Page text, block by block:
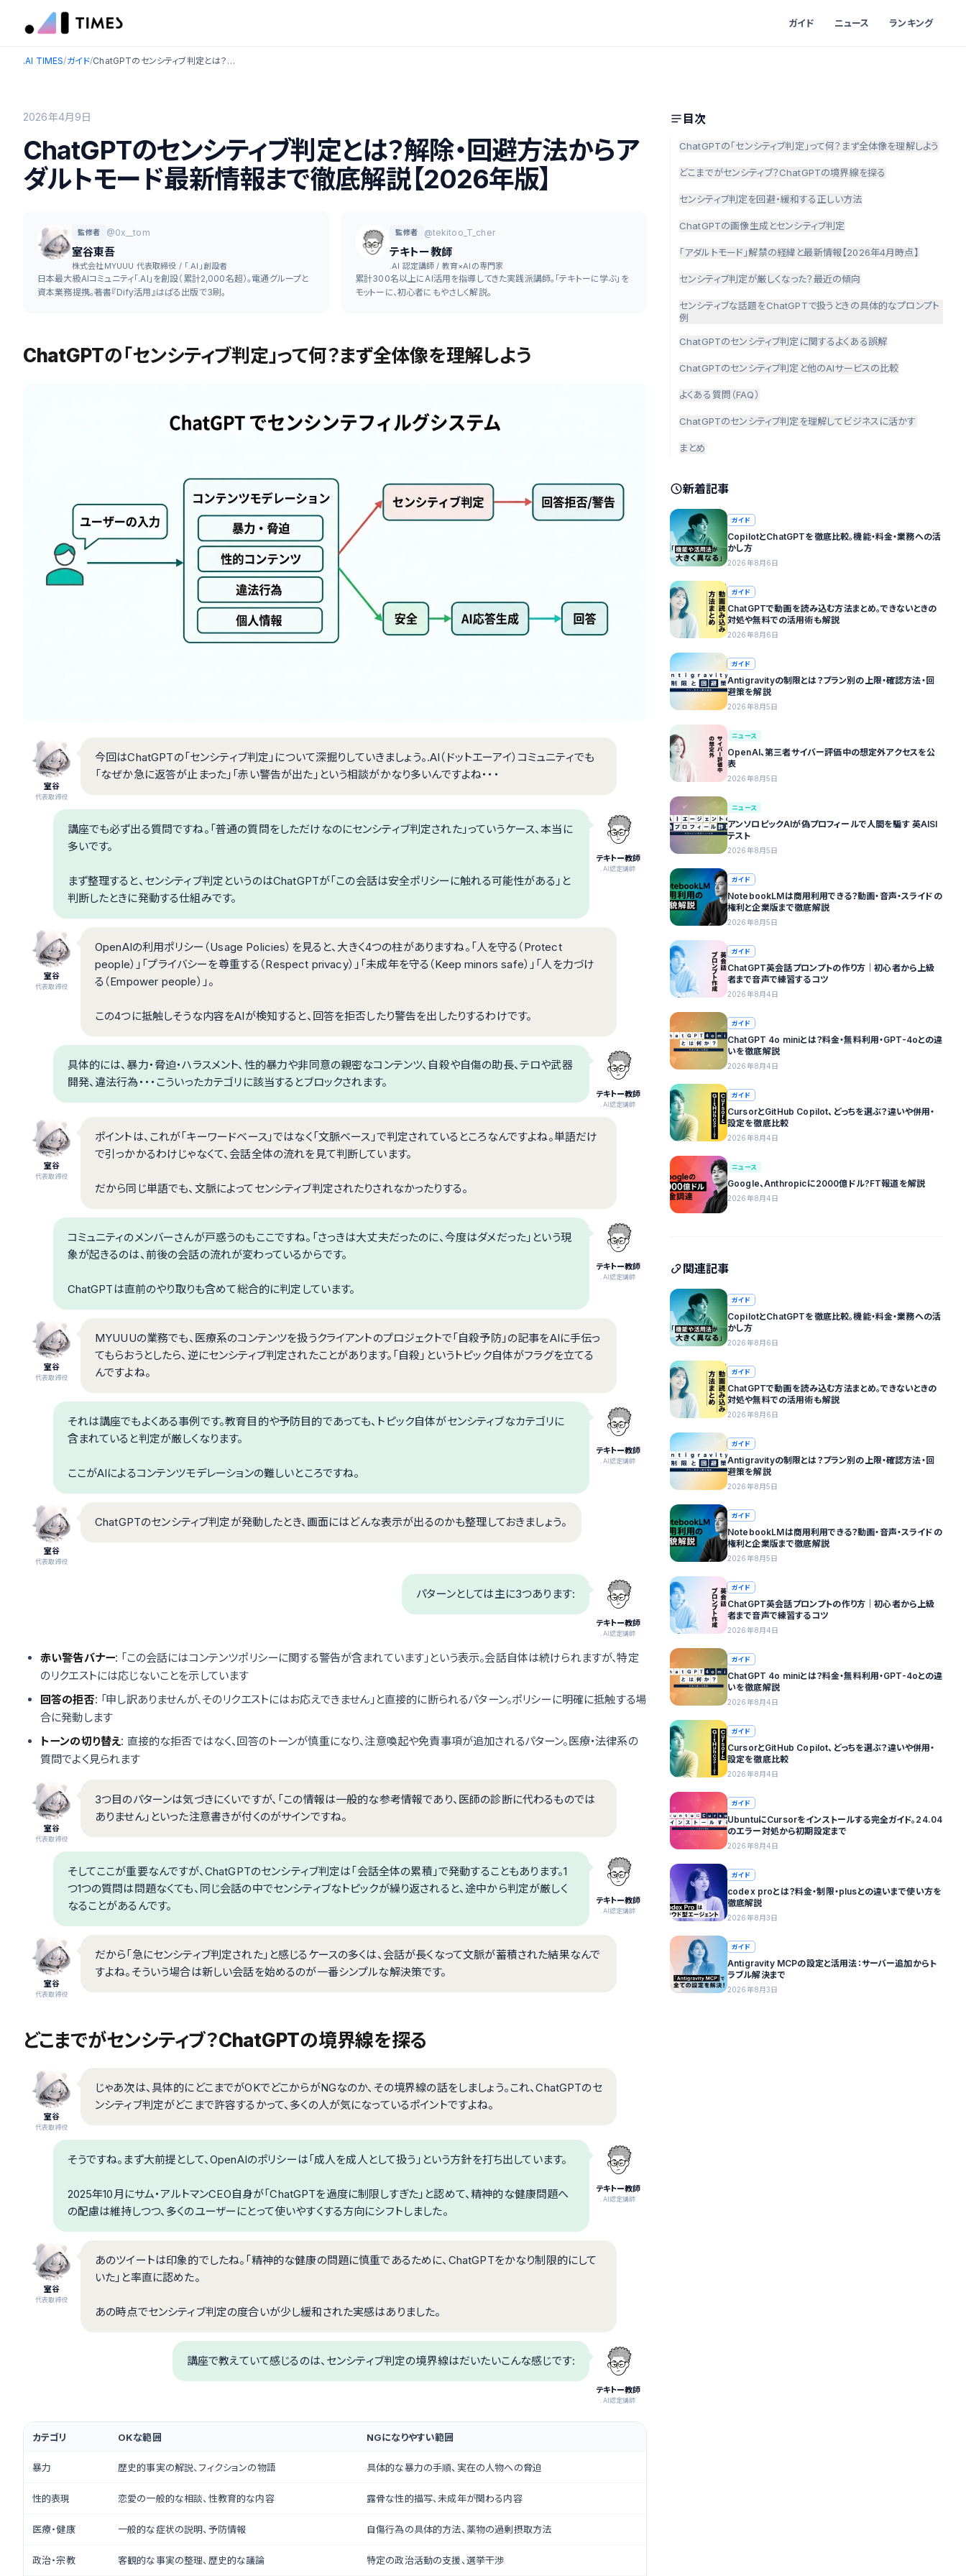
ガイド ニュース ランキング
.AI TIMES/ガイド/ ChatGPTのセンシティブ判定とは？解除・回避方法からアダルトモード最新情報まで徹底解説【2026年版】
2026年4月9日
ChatGPTのセンシティブ判定とは？解除・回避方法からア
ダルトモード最新情報まで徹底解説【2026年版】
監修者 @0x__tom
室谷東吾
株式会社MYUUU 代表取締役 / 「.AI」創設者
日本最大級AIコミュニティ「.AI」を創設（累計2,000名超）。電通グループと
資本業務提携。著書『Dify活用』はぱる出版で3刷。
監修者 @tekitoo_T_cher
テキトー教師
.AI 認定講師 / 教育×AIの専門家
累計300名以上にAI活用を指導してきた実践派講師。「テキトーに学ぶ」を
モットーに、初心者にもやさしく解説。
ChatGPTの「センシティブ判定」って何？まず全体像を理解しよう
室谷
代表取締役
今回はChatGPTの「センシティブ判定」について深掘りしていきましょう。.AI（ドットエーアイ）コミュニティでも
「なぜか急に返答が止まった」「赤い警告が出た」という相談がかなり多いんですよね・・・
テキトー教師
.AI認定講師
講座でも必ず出る質問ですね。「普通の質問をしただけなのにセンシティブ判定された」っていうケース、本当に
多いです。
まず整理すると、センシティブ判定というのはChatGPTが「この会話は安全ポリシーに触れる可能性がある」と
判断したときに発動する仕組みです。
室谷
代表取締役
OpenAIの利用ポリシー（Usage Policies）を見ると、大きく4つの柱がありますね。「人を守る（Protect
people）」「プライバシーを尊重する（Respect privacy）」「未成年を守る（Keep minors safe）」「人を力づけ
る（Empower people）」。
この4つに抵触しそうな内容をAIが検知すると、回答を拒否したり警告を出したりするわけです。
テキトー教師
.AI認定講師
具体的には、暴力・脅迫・ハラスメント、性的暴力や非同意の親密なコンテンツ、自殺や自傷の助長、テロや武器
開発、違法行為・・・こういったカテゴリに該当するとブロックされます。
室谷
代表取締役
ポイントは、これが「キーワードベース」ではなく「文脈ベース」で判定されているところなんですよね。単語だけ
で引っかかるわけじゃなくて、会話全体の流れを見て判断しています。
だから同じ単語でも、文脈によってセンシティブ判定されたりされなかったりする。
テキトー教師
.AI認定講師
コミュニティのメンバーさんが戸惑うのもここですね。「さっきは大丈夫だったのに、今度はダメだった」という現
象が起きるのは、前後の会話の流れが変わっているからです。
ChatGPTは直前のやり取りも含めて総合的に判定しています。
室谷
代表取締役
MYUUUの業務でも、医療系のコンテンツを扱うクライアントのプロジェクトで「自殺予防」の記事をAIに手伝っ
てもらおうとしたら、逆にセンシティブ判定されたことがあります。「自殺」というトピック自体がフラグを立てる
んですよね。
テキトー教師
.AI認定講師
それは講座でもよくある事例です。教育目的や予防目的であっても、トピック自体がセンシティブなカテゴリに
含まれていると判定が厳しくなります。
ここがAIによるコンテンツモデレーションの難しいところですね。
室谷
代表取締役
ChatGPTのセンシティブ判定が発動したとき、画面にはどんな表示が出るのかも整理しておきましょう。
テキトー教師
.AI認定講師
パターンとしては主に3つあります:
赤い警告バナー: 「この会話にはコンテンツポリシーに関する警告が含まれています」という表示。会話自体は続けられますが、特定
のリクエストには応じないことを示しています
回答の拒否: 「申し訳ありませんが、そのリクエストにはお応えできません」と直接的に断られるパターン。ポリシーに明確に抵触する場
合に発動します
トーンの切り替え: 直接的な拒否ではなく、回答のトーンが慎重になり、注意喚起や免責事項が追加されるパターン。医療・法律系の
質問でよく見られます
室谷
代表取締役
3つ目のパターンは気づきにくいですが、「この情報は一般的な参考情報であり、医師の診断に代わるものでは
ありません」といった注意書きが付くのがサインですね。
テキトー教師
.AI認定講師
そしてここが重要なんですが、ChatGPTのセンシティブ判定は「会話全体の累積」で発動することもあります。1
つ1つの質問は問題なくても、同じ会話の中でセンシティブなトピックが繰り返されると、途中から判定が厳しく
なることがあるんです。
室谷
代表取締役
だから「急にセンシティブ判定された」と感じるケースの多くは、会話が長くなって文脈が蓄積された結果なんで
すよね。そういう場合は新しい会話を始めるのが一番シンプルな解決策です。
どこまでがセンシティブ？ChatGPTの境界線を探る
室谷
代表取締役
じゃあ次は、具体的にどこまでがOKでどこからがNGなのか、その境界線の話をしましょう。これ、ChatGPTのセ
ンシティブ判定がどこまで許容するかって、多くの人が気になっているポイントですよね。
テキトー教師
.AI認定講師
そうですね。まず大前提として、OpenAIのポリシーは「成人を成人として扱う」という方針を打ち出しています。
2025年10月にサム・アルトマンCEO自身が「ChatGPTを過度に制限しすぎた」と認めて、精神的な健康問題へ
の配慮は維持しつつ、多くのユーザーにとって使いやすくする方向にシフトしました。
室谷
代表取締役
あのツイートは印象的でしたね。「精神的な健康の問題に慎重であるために、ChatGPTをかなり制限的にして
いた」と率直に認めた。
あの時点でセンシティブ判定の度合いが少し緩和された実感はありました。
テキトー教師
.AI認定講師
講座で教えていて感じるのは、センシティブ判定の境界線はだいたいこんな感じです:
カテゴリ OKな範囲 NGになりやすい範囲
暴力 歴史的事実の解説、フィクションの物語 具体的な暴力の手順、実在の人物への脅迫
性的表現 恋愛の一般的な相談、性教育的な内容 露骨な性的描写、未成年が関わる内容
医療・健康 一般的な症状の説明、予防情報 自傷行為の具体的方法、薬物の過剰摂取方法
政治・宗教 客観的な事実の整理、歴史的な議論 特定の政治活動の支援、選挙干渉
目次
ChatGPTの「センシティブ判定」って何？まず全体像を理解しよう
どこまでがセンシティブ？ChatGPTの境界線を探る
センシティブ判定を回避・緩和する正しい方法
ChatGPTの画像生成とセンシティブ判定
「アダルトモード」解禁の経緯と最新情報【2026年4月時点】
センシティブ判定が厳しくなった？最近の傾向
センシティブな話題をChatGPTで扱うときの具体的なプロンプト
例
ChatGPTのセンシティブ判定に関するよくある誤解
ChatGPTのセンシティブ判定と他のAIサービスの比較
よくある質問（FAQ）
ChatGPTのセンシティブ判定を理解してビジネスに活かす
まとめ
新着記事
ガイド
CopilotとChatGPTを徹底比較。機能・料金・業務への活
かし方
2026年8月6日
ガイド
ChatGPTで動画を読み込む方法まとめ。できないときの
対処や無料での活用術も解説
2026年8月6日
ガイド
Antigravityの制限とは？プラン別の上限・確認方法・回
避策を解説
2026年8月5日
ニュース
OpenAI、第三者サイバー評価中の想定外アクセスを公
表
2026年8月5日
ニュース
アンソロピックAIが偽プロフィールで人間を騙す 英AISI
テスト
2026年8月5日
ガイド
NotebookLMは商用利用できる？動画・音声・スライドの
権利と企業版まで徹底解説
2026年8月5日
ガイド
ChatGPT英会話プロンプトの作り方｜初心者から上級
者まで音声で練習するコツ
2026年8月4日
ガイド
ChatGPT 4o miniとは？料金・無料利用・GPT-4oとの違
いを徹底解説
2026年8月4日
ガイド
CursorとGitHub Copilot、どっちを選ぶ？違いや併用・
設定を徹底比較
2026年8月4日
ニュース
Google、Anthropicに2000億ドル?FT報道を解説
2026年8月4日
関連記事
ガイド
CopilotとChatGPTを徹底比較。機能・料金・業務への活
かし方
2026年8月6日
ガイド
ChatGPTで動画を読み込む方法まとめ。できないときの
対処や無料での活用術も解説
2026年8月6日
ガイド
Antigravityの制限とは？プラン別の上限・確認方法・回
避策を解説
2026年8月5日
ガイド
NotebookLMは商用利用できる？動画・音声・スライドの
権利と企業版まで徹底解説
2026年8月5日
ガイド
ChatGPT英会話プロンプトの作り方｜初心者から上級
者まで音声で練習するコツ
2026年8月4日
ガイド
ChatGPT 4o miniとは？料金・無料利用・GPT-4oとの違
いを徹底解説
2026年8月4日
ガイド
CursorとGitHub Copilot、どっちを選ぶ？違いや併用・
設定を徹底比較
2026年8月4日
ガイド
UbuntuにCursorをインストールする完全ガイド。24.04
のエラー対処から初期設定まで
2026年8月4日
ガイド
codex proとは？料金・制限・plusとの違いまで使い方を
徹底解説
2026年8月3日
ガイド
Antigravity MCPの設定と活用法：サーバー追加からト
ラブル解決まで
2026年8月3日